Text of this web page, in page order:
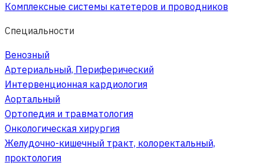
Комплексные системы катетеров и проводников
Специальности
Венозный
Артериальный, Периферический
Интервенционная кардиология
Аортальный
Ортопедия и травматология
Онкологическая хирургия
Желудочно-кишечный тракт, колоректальный,
проктология